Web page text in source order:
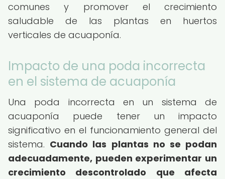
comunes y promover el crecimiento
saludable de las plantas en huertos
verticales de acuaponía.
Impacto de una poda incorrecta
en el sistema de acuaponía
Una poda incorrecta en un sistema de
acuaponía puede tener un impacto
significativo en el funcionamiento general del
sistema. Cuando las plantas no se podan
adecuadamente, pueden experimentar un
crecimiento descontrolado que afecta